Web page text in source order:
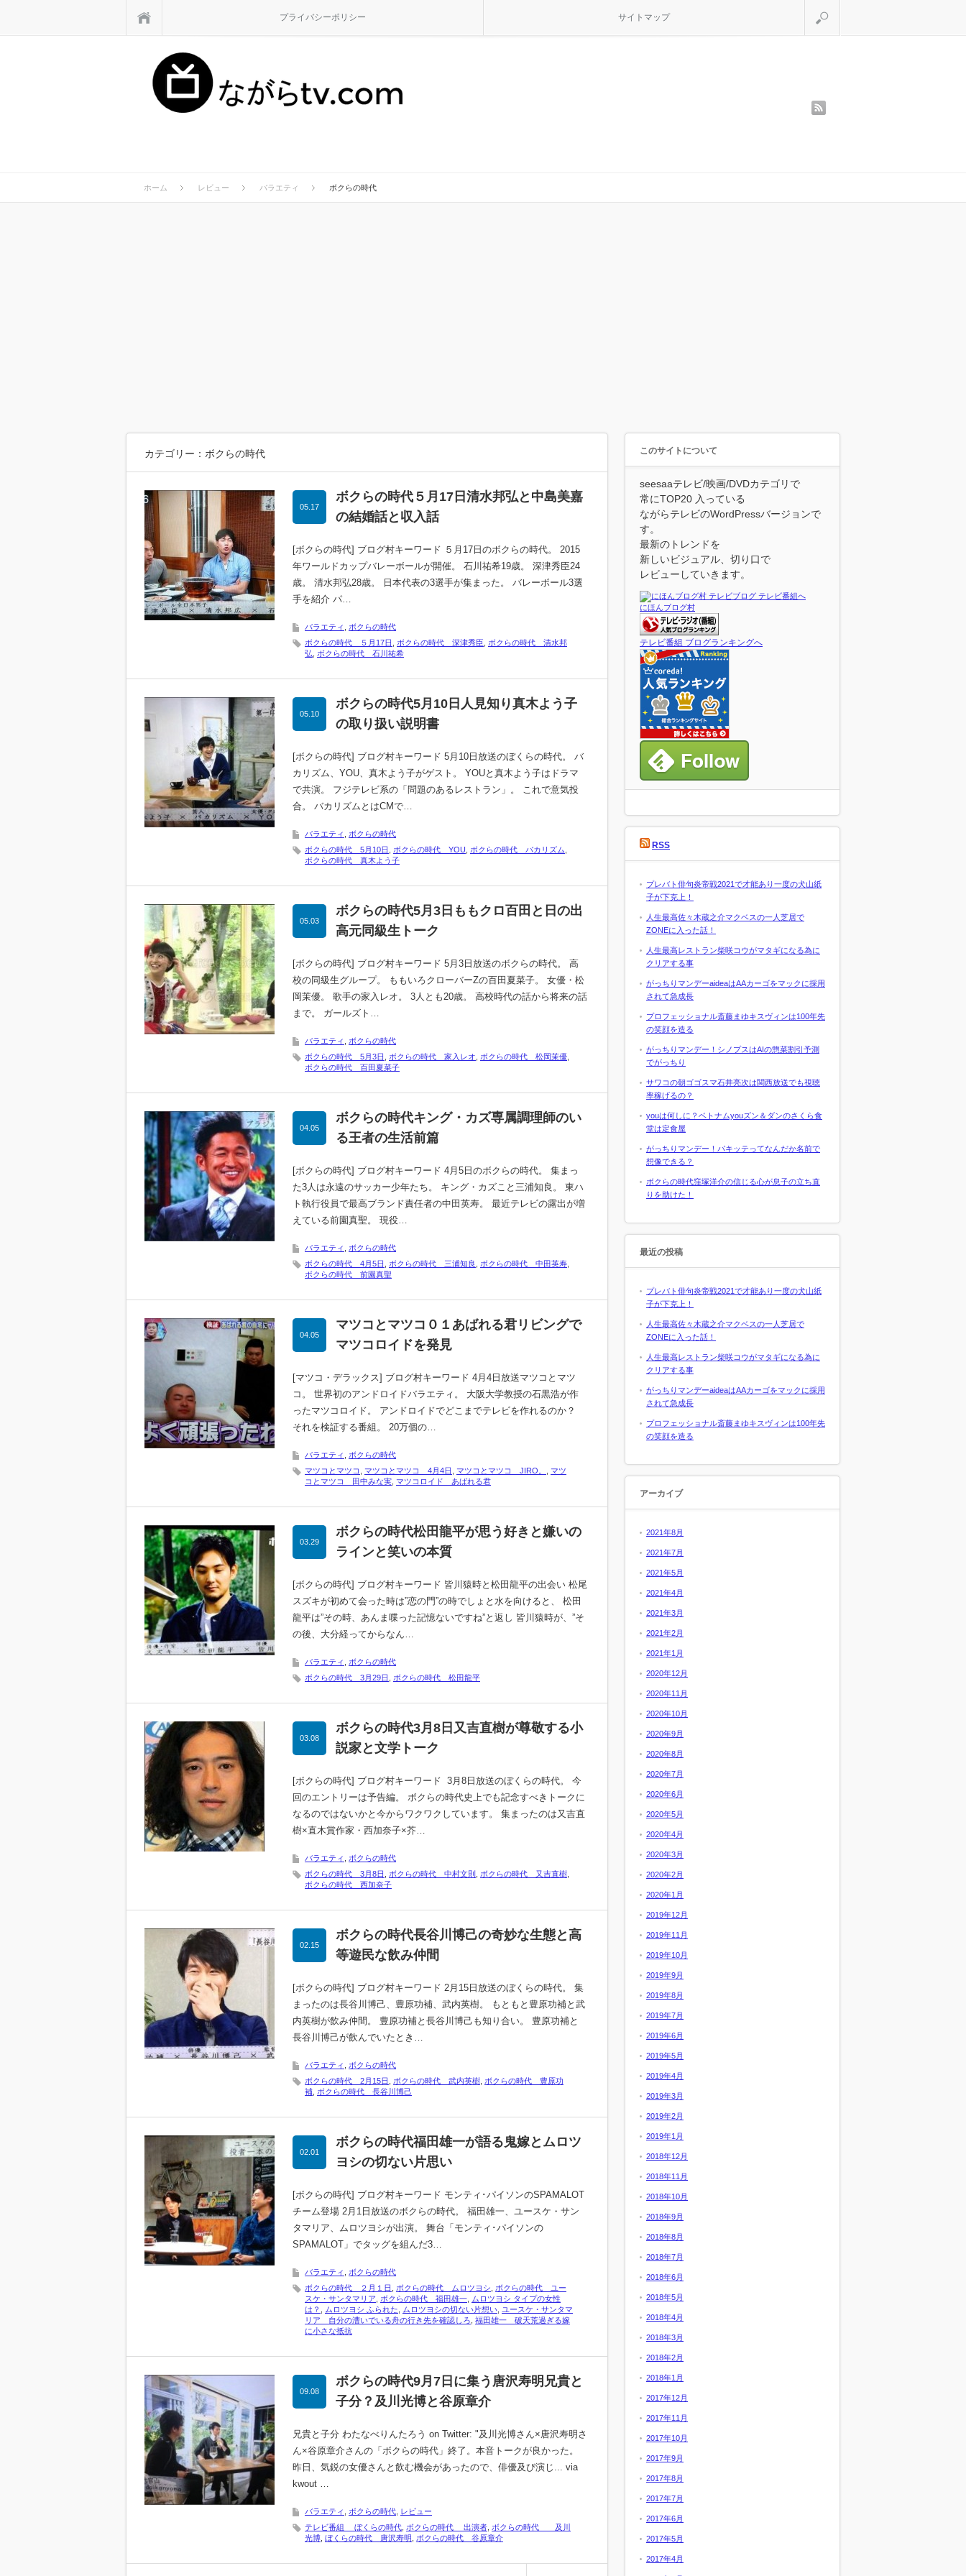
プライバシーポリシー サイトマップ
ホーム レビュー バラエティ ボクらの時代
カテゴリー：ボクらの時代
ボクらの時代５月17日清水邦弘と中島美嘉
の結婚話と収入話
05.17
[ボクらの時代] ブログ村キーワード ５月17日のボクらの時代。 2015
年ワールドカップバレーボールが開催。 石川祐希19歳。 深津秀臣24
歳。 清水邦弘28歳。 日本代表の3選手が集まった。 バレーボール3選
手を紹介 パ…
バラエティ
ボクらの時代
ボクらの時代 ５月17日
ボクらの時代 深津秀臣
ボクらの時代 清水邦
弘
ボクらの時代 石川祐希
ボクらの時代5月10日人見知り真木よう子
の取り扱い説明書
05.10
[ボクらの時代] ブログ村キーワード 5月10日放送のぼくらの時代。 バ
カリズム、YOU、真木よう子がゲスト。 YOUと真木よう子はドラマ
で共演。 フジテレビ系の「問題のあるレストラン」。 これで意気投
合。 バカリズムとはCMで…
バラエティ
ボクらの時代
ボクらの時代 5月10日
ボクらの時代 YOU ボクらの時代 バカリズム
ボクらの時代 真木よう子
ボクらの時代5月3日ももクロ百田と日の出
高元同級生トーク
05.03
[ボクらの時代] ブログ村キーワード 5月3日放送のボクらの時代。 高
校の同級生グループ。 ももいろクローバーZの百田夏菜子。 女優・松
岡茉優。 歌手の家入レオ。 3人とも20歳。 高校時代の話から将来の話
まで。 ガールズト…
バラエティ
ボクらの時代
ボクらの時代 5月3日
ボクらの時代 家入レオ ボクらの時代 松岡茉優
ボクらの時代 百田夏菜子
ボクらの時代キング・カズ専属調理師のい
る王者の生活前篇
04.05
[ボクらの時代] ブログ村キーワード 4月5日のボクらの時代。 集まっ
た3人は永遠のサッカー少年たち。 キング・カズこと三浦知良。 東ハ
ト執行役員で最高ブランド責任者の中田英寿。 最近テレビの露出が増
えている前園真聖。 現役…
バラエティ
ボクらの時代
ボクらの時代 4月5日
ボクらの時代 三浦知良 ボクらの時代 中田英寿
ボクらの時代 前園真聖
マツコとマツコ０１あばれる君リビングで
マツコロイドを発見
04.05
[マツコ・デラックス] ブログ村キーワード 4月4日放送マツコとマツ
コ。 世界初のアンドロイドバラエティ。 大阪大学教授の石黒浩が作
ったマツコロイド。 アンドロイドでどこまでテレビを作れるのか？
それを検証する番組。 20万個の…
バラエティ
ボクらの時代
マツコとマツコ
マツコとマツコ 4月4日 マツコとマツコ JIRO。
マツ
コとマツコ 田中みな実 マツコロイド あばれる君
ボクらの時代松田龍平が思う好きと嫌いの
ラインと笑いの本質
03.29
[ボクらの時代] ブログ村キーワード 皆川猿時と松田龍平の出会い 松尾
スズキが初めて会った時は”恋の門”の時でしょと水を向けると、 松田
龍平は”その時、あんま喋った記憶ないですね”と返し 皆川猿時が、”そ
の後、大分経ってからなん…
バラエティ
ボクらの時代
ボクらの時代 3月29日
ボクらの時代 松田龍平
ボクらの時代3月8日又吉直樹が尊敬する小
説家と文学トーク
03.08
[ボクらの時代] ブログ村キーワード 3月8日放送のぼくらの時代。 今
回のエントリーは予告編。 ボクらの時代史上でも記念すべきトークに
なるのではないかと今からワクワクしています。 集まったのは又吉直
樹×直木賞作家・西加奈子×芥…
バラエティ
ボクらの時代
ボクらの時代 3月8日
ボクらの時代 中村文則 ボクらの時代 又吉直樹
ボクらの時代 西加奈子
ボクらの時代長谷川博己の奇妙な生態と高
等遊民な飲み仲間
02.15
[ボクらの時代] ブログ村キーワード 2月15日放送のぼくらの時代。 集
まったのは長谷川博己、豊原功補、武内英樹。 もともと豊原功補と武
内英樹が飲み仲間。 豊原功補と長谷川博己も知り合い。 豊原功補と
長谷川博己が飲んでいたとき…
バラエティ
ボクらの時代
ボクらの時代 2月15日
ボクらの時代 武内英樹 ボクらの時代 豊原功
補 ボクらの時代 長谷川博己
ボクらの時代福田雄一が語る鬼嫁とムロツ
ヨシの切ない片思い
02.01
[ボクらの時代] ブログ村キーワード モンティ･パイソンのSPAMALOT
チーム登場 2月1日放送のボクらの時代。 福田雄一、ユースケ・サン
タマリア、ムロツヨシが出演。 舞台「モンティ･パイソンの
SPAMALOT」でタッグを組んだ3…
バラエティ
ボクらの時代
ボクらの時代 ２月１日
ボクらの時代 ムロツヨシ
ボクらの時代 ユー
スケ・サンタマリア
ボクらの時代 福田雄一
ムロツヨシ タイプの女性
は？
ムロツヨシ ふられた ムロツヨシの切ない片想い
ユースケ・サンタマ
リア 自分の漕いでいる舟の行き先を確認しろ 福田雄一 破天荒過ぎる嫁
に小さな抵抗
ボクらの時代9月7日に集う唐沢寿明兄貴と
子分？及川光博と谷原章介
09.08
兄貴と子分 わたなべりんたろう on Twitter: "及川光博さん×唐沢寿明さ
ん×谷原章介さんの「ボクらの時代」終了。本音トークが良かった。
昨日、気鋭の女優さんと飲む機会があったので、俳優及び演じ... via
kwout …
バラエティ ボクらの時代 レビュー
テレビ番組 ぼくらの時代 ボクらの時代 出演者 ボクらの時代 及川
光博 ぼくらの時代 唐沢寿明 ボクらの時代 谷原章介
このサイトについて
seesaaテレビ/映画/DVDカテゴリで
常にTOP20 入っている
ながらテレビのWordPressバージョンで
す。
最新のトレンドを
新しいビジュアル、切り口で
レビューしていきます。
にほんブログ村
テレビ番組 ブログランキングへ
RSS
プレバト俳句炎帝戦2021で才能あり一度の犬山紙
子が下克上！
人生最高佐々木蔵之介マクベスの一人芝居で
ZONEに入った話！
人生最高レストラン柴咲コウがマタギになる為に
クリアする事
がっちりマンデーaideaはAAカーゴをマックに採用
されて急成長
プロフェッショナル斎藤まゆキスヴィンは100年先
の笑顔を造る
がっちりマンデー！シノプスはAIの惣菜割引予測
でがっちり
サワコの朝ゴゴスマ石井亮次は関西放送でも視聴
率稼げるの？
youは何しに？ベトナムyouズン＆ダンのさくら食
堂は定食屋
がっちりマンデー！パキッテってなんだか名前で
想像できる？
ボクらの時代窪塚洋介の信じる心が息子の立ち直
りを助けた！
最近の投稿
プレバト俳句炎帝戦2021で才能あり一度の犬山紙
子が下克上！
人生最高佐々木蔵之介マクベスの一人芝居で
ZONEに入った話！
人生最高レストラン柴咲コウがマタギになる為に
クリアする事
がっちりマンデーaideaはAAカーゴをマックに採用
されて急成長
プロフェッショナル斎藤まゆキスヴィンは100年先
の笑顔を造る
アーカイブ
2021年8月
2021年7月
2021年5月
2021年4月
2021年3月
2021年2月
2021年1月
2020年12月
2020年11月
2020年10月
2020年9月
2020年8月
2020年7月
2020年6月
2020年5月
2020年4月
2020年3月
2020年2月
2020年1月
2019年12月
2019年11月
2019年10月
2019年9月
2019年8月
2019年7月
2019年6月
2019年5月
2019年4月
2019年3月
2019年2月
2019年1月
2018年12月
2018年11月
2018年10月
2018年9月
2018年8月
2018年7月
2018年6月
2018年5月
2018年4月
2018年3月
2018年2月
2018年1月
2017年12月
2017年11月
2017年10月
2017年9月
2017年8月
2017年7月
2017年6月
2017年5月
2017年4月